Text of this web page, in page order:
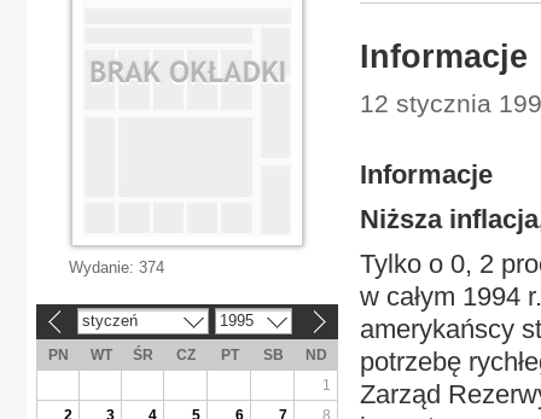
Informacje
12 stycznia
Informacje
Niższa
Tylko o 0, 2
w całym 1994
amerykańscy
potrzebę
Zarząd
Wydanie: 374
styczeń 1995
PN WT ŚR CZ PT SB
ND
1
2
3 4 5 6 7
8